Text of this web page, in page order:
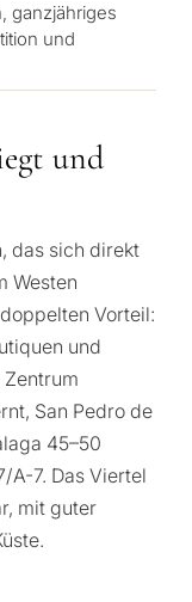
ganzjähriges
und
und
das sich direkt
Westen
Vorteil:
und
San Pedro de
45–50
A-7. Das Viertel
mit guter